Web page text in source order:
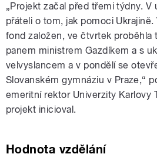
„Projekt začal před třemi týdny.
přáteli o tom, jak pomoci
fond založen, ve čtvrtek proběhla
panem ministrem Gazdíkem a s
velvyslancem a v pondělí se
Slovanském gymnáziu v Praze,“
emeritní rektor Univerzity Karlovy
projekt inicioval.
Hodnota vzdělání